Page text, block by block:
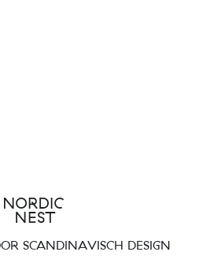
SCANDINAVISCH DESIGN